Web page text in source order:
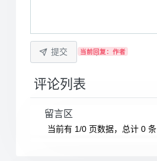
提交 当前回复：作者
评论列表
留言区
当前有 1/0 页数据，总计 0 条